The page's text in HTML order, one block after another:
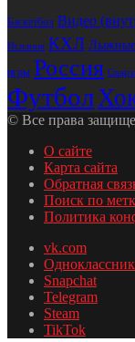
Баскетбол Видео
Испания КХЛ Лыжные
игры Россия
Футбол
© Все права
О сайте
Карта сайта
Обратная
Поиск по
Политика
vk.com
Snapchat
Telegram
Steam
TikTok